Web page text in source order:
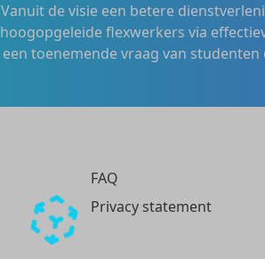
Vanuit de visie een betere
flexwerkers via
toenemende vraag van
FAQ
Privacy statement